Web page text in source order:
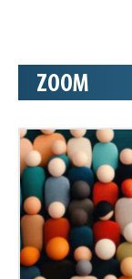
Carif-Oref dont
des Carif-Oref
retrouvées pour
3 et 4 juin au GIP
Val de Loire.
rencontrer et
groupement,
des évolutions.
ZOOM